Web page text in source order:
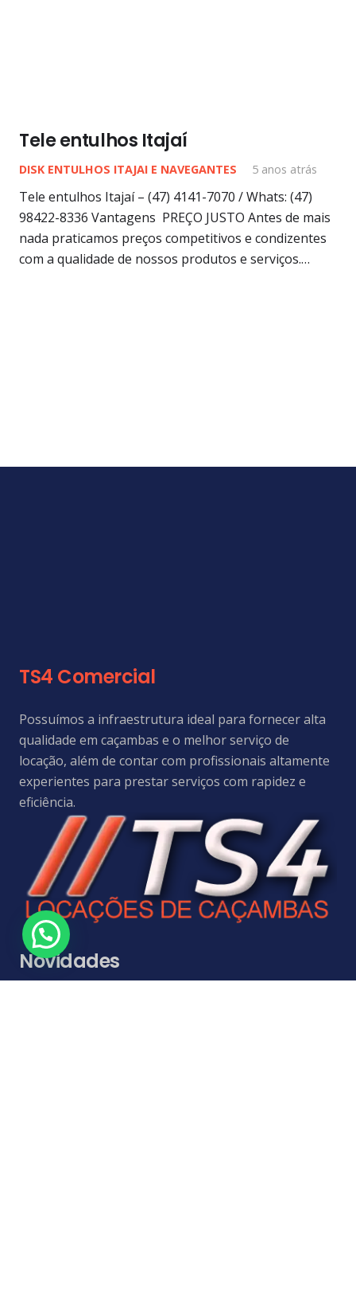
Tele entulhos Itajaí
DISK ENTULHOS ITAJAI E NAVEGANTES 5 anos atrás
Tele entulhos Itajaí – (47) 4141-7070 / Whats: (47)
98422-8336 Vantagens PREÇO JUSTO Antes de mais
nada praticamos preços competitivos e condizentes
com a qualidade de nossos produtos e serviços.…
TS4 Comercial
Possuímos a infraestrutura ideal para fornecer alta
qualidade em caçambas e o melhor serviço de
locação, além de contar com profissionais altamente
experientes para prestar serviços com rapidez e
eficiência.
Novidades